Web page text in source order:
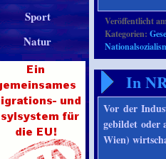
Sport
Natur
Veröffentlicht
Kategorien:
In
Vor der
gebildet oder
Wien)